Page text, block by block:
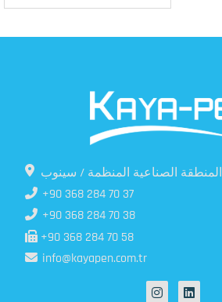
المنطقة الصناعية المنظمة / سينوب
+90 368 284 70 37
+90 368 284 70 38
+90 368 284 70 58
info@kayapen.com.tr